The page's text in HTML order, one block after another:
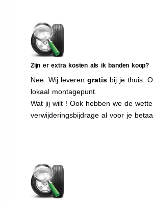
Zijn er extra kosten als ik banden koop?
Nee. Wij leveren gratis bij je thuis.
lokaal montagepunt.
Wat jij wilt ! Ook hebben we de
verwijderingsbijdrage al voor je